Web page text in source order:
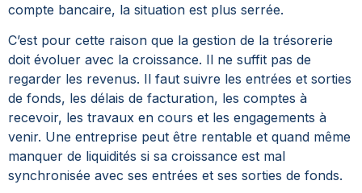
compte bancaire, la situation est plus serrée.
C’est pour cette raison que la gestion de la trésorerie
doit évoluer avec la croissance. Il ne suffit pas de
regarder les revenus. Il faut suivre les entrées et sorties
de fonds, les délais de facturation, les comptes à
recevoir, les travaux en cours et les engagements à
venir. Une entreprise peut être rentable et quand même
manquer de liquidités si sa croissance est mal
synchronisée avec ses entrées et ses sorties de fonds.